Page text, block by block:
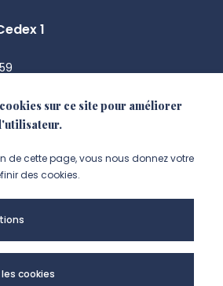
1
sur ce site pour améliorer
de cette page, vous nous donnez votre
des cookies.
cookies